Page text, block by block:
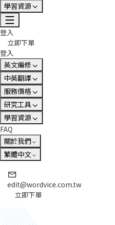
學習資源
登入
立即下單
登入
英文編修
中英翻譯
服務價格
研究工具
學習資源
FAQ
關於我們
繁體中文
edit@wordvice.com.tw
立即下單